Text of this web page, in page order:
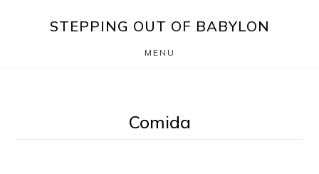
STEPPING OUT OF BABYLON
MENU
Comida